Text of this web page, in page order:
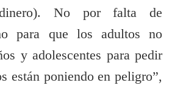
No por falta de
para que los adultos no
y adolescentes para pedir
están poniendo en peligro”,